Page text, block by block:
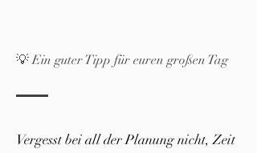
💡 Ein guter Tipp für euren großen Tag
Vergesst bei all der Planung nicht, Zeit